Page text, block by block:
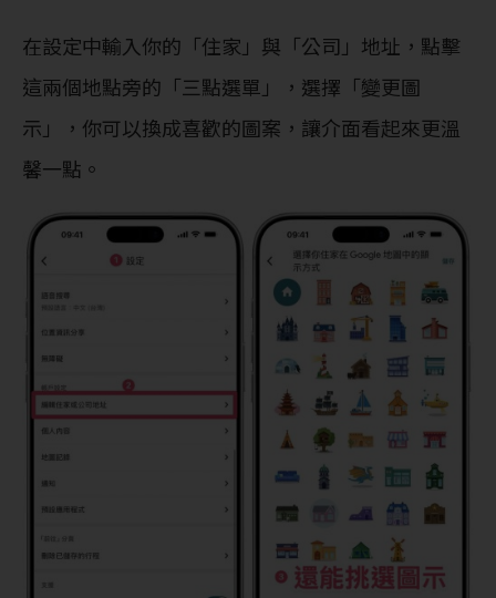
在設定中輸入你的「住家」與「公司」地址，點擊
這兩個地點旁的「三點選單」，選擇「變更圖
示」，你可以換成喜歡的圖案，讓介面看起來更溫
馨一點。